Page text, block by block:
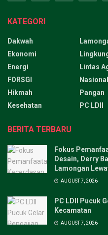
KATEGORI
Dakwah
Ekonomi
Energi
FORSGI
Hikmah
Kesehatan
Lintas
Nasional
Pangan
PC LDII
BERITA TERBARU
Fokus
Desain, Derry
Lamongan
AUGUST 7, 2026
PC LDII Pucuk
Kecamatan
AUGUST 7, 2026